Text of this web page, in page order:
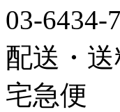
03-6434-
配送・
宅急便